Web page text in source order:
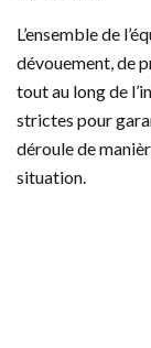
L’ensemble de
dévouement, de
tout au long de
strictes pour
déroule de
situation.